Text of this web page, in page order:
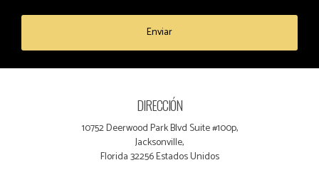
Enviar
DIRECCIÓN
10752 Deerwood Park Blvd Suite #100p,
Jacksonville,
Florida 32256 Estados Unidos